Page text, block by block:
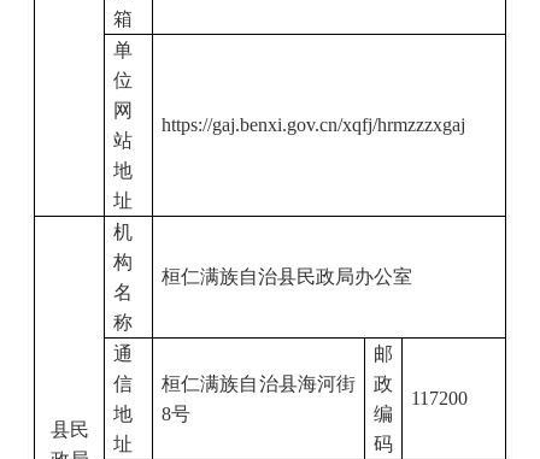
箱
单
位
网
站
地
址
https://gaj.benxi.gov.cn/xqfj/hrmzzzxgaj
县民
机
构
名
称
桓仁满族自治县民政局办公室
通
信
地
址
桓仁满族自治县海河街
8号
邮
政
编
码
117200